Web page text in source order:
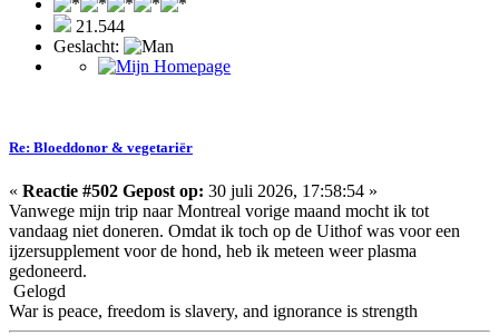
21.544
Geslacht:
Re: Bloeddonor & vegetariër
« Reactie #502 Gepost op: 30 juli 2026, 17:58:54 »
Vanwege mijn trip naar Montreal vorige maand mocht ik tot
vandaag niet doneren. Omdat ik toch op de Uithof was voor een
ijzersupplement voor de hond, heb ik meteen weer plasma
gedoneerd.
Gelogd
War is peace, freedom is slavery, and ignorance is strength